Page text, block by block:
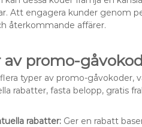
Att engagera kunder genom
återkommande affärer.
av promo-
typer av promo-gåvokoder,
rabatter, fasta belopp, gratis
rabatter: Ger en rabatt